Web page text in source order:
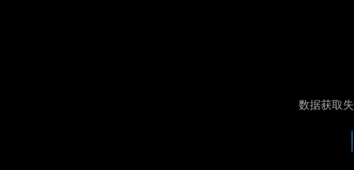
数据获取